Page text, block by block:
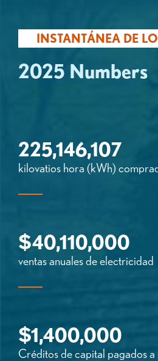
INSTANTÁNEA DE
2025 Numbers
225,146,107
kilovatios hora (kWh)
$40,110,000
ventas anuales de electricidad
$1,400,000
Créditos de capital pagados a